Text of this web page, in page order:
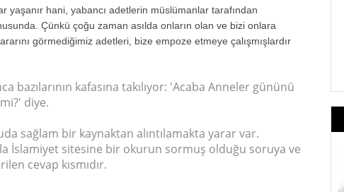
yaşanır hani, yabancı adetlerin müslümanlar tarafından
Çünkü çoğu zaman asılda onların olan ve bizi onlara
görmediğimiz adetleri, bize empoze etmeye çalışmışlardır
bazılarının kafasına takılıyor: 'Acaba Anneler gününü
diye.
sağlam bir kaynaktan alıntılamakta yarar var.
İslamiyet sitesine bir okurun sormuş olduğu soruya ve
cevap kısmıdır.